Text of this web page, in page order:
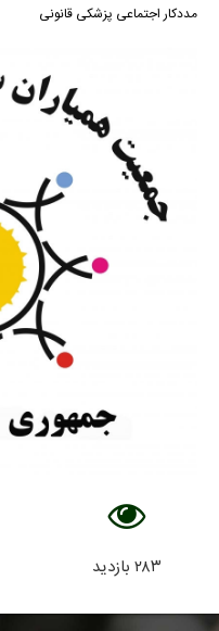
مددکار اجتماعی پزشکی قانونی
۲۸۳ بازدید